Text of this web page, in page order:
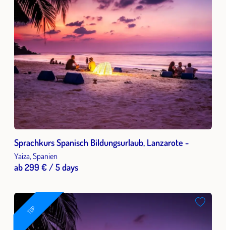
Sprachkurs Spanisch Bildungsurlaub, Lanzarote -
Yaiza, Spanien
ab 299 € / 5 days
TOP